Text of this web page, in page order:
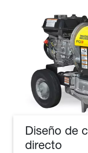
Diseño de
directo